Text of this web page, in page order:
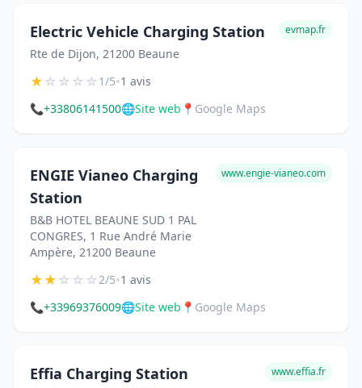
Electric Vehicle Charging Station
Rte de Dijon, 21200 Beaune
evmap.fr
★☆☆☆☆1/5•1 avis
📞+33806141500🌐Site web 📍 Google Maps
ENGIE Vianeo Charging
Station
B&B HOTEL BEAUNE SUD 1 PAL
CONGRES, 1 Rue André Marie
Ampère, 21200 Beaune
www.engie-vianeo.com
★★☆☆☆2/5•1 avis
📞+33969376009🌐Site web 📍 Google Maps
Effia Charging Station www.effia.fr